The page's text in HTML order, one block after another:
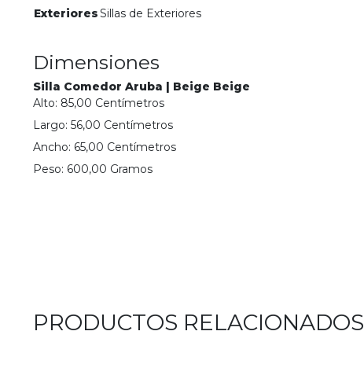
ExterioresSillas de Exteriores
Dimensiones
Silla Comedor Aruba | Beige Beige
Alto: 85,00 Centímetros
Largo: 56,00 Centímetros
Ancho: 65,00 Centímetros
Peso: 600,00 Gramos
PRODUCTOS RELACIONADOS